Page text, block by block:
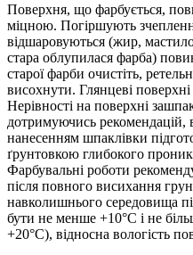
Поверхня, що фарбується,
міцною. Погіршують
відшаровуються (жир,
стара облупилася фарба)
старої фарби очистіть,
висохнути. Глянцеві
Нерівності на поверхні
дотримуючись рекомендацій,
нанесенням шпаклівки
ґрунтовкою глибокого
Фарбувальні роботи
після повного висихання
навколишнього середовища
бути не менше +10°C і не
+20°C), відносна вологість